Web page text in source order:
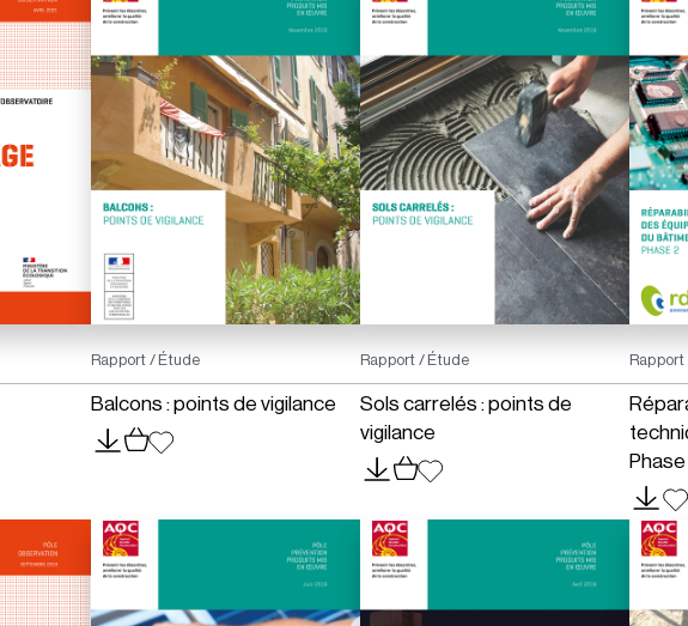
Rapport / Étude
Balcons : points de vigilance
Rapport / Étude
Sols carrelés : points de
vigilance